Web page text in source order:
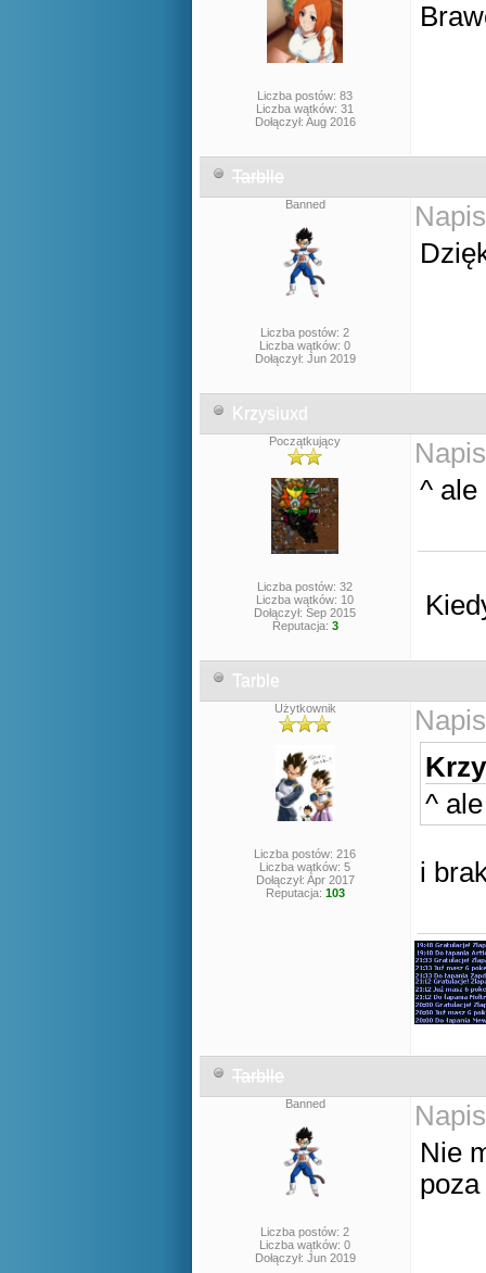
Liczba postów: 83
Liczba wątków: 31
Dołączył: Aug 2016
Tarblle
Banned
Liczba postów: 2
Liczba wątków: 0
Dołączył: Jun 2019
Krzysiuxd
Początkujący
Liczba postów: 32
Liczba wątków: 10
Dołączył: Sep 2015
Reputacja: 3
^ ale
Tarble
Użytkownik
Liczba postów: 216
Liczba wątków: 5
Dołączył: Apr 2017
Reputacja: 103
^
i
Tarblle
Banned
Liczba postów: 2
Liczba wątków: 0
Dołączył: Jun 2019
Nie